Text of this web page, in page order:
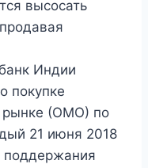
высосать
Индии
покупке
рынке (ОМО) по
21 июня 2018
поддержания